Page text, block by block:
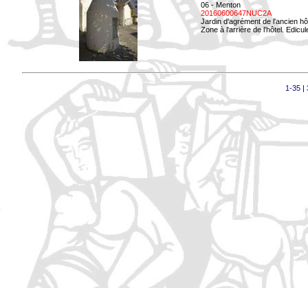
06 - Menton
20160600647NUC2A
Jardin d'agrément de l'ancien
Zone à l'arrière de l'hôtel.
1-35|